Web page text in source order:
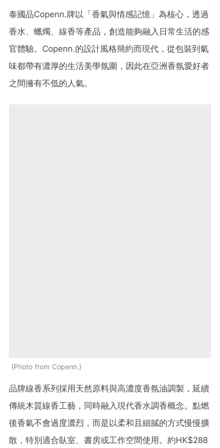
泰國品Copenn.牌以「香氣與情感記憶」為核心，透過
香水、蠟燭、線香等產品，創造能夠融入日常生活的感
官體驗。Copenn.的設計風格簡約而現代，從包裝到氣
味都帶有濃厚的生活美學氛圍，因此在亞洲香氛愛好者
之間擁有不低的人氣。
Photo from Copenn.
品牌線香系列採用天然原料與高濃度香氛油調製，延續
傳統木質線香工藝，同時融入現代香水調香概念。點燃
後香氣不會過度濃烈，而是以柔和且細膩的方式慢慢擴
散，特別適合臥室、書房或工作空間使用。 約HK$288